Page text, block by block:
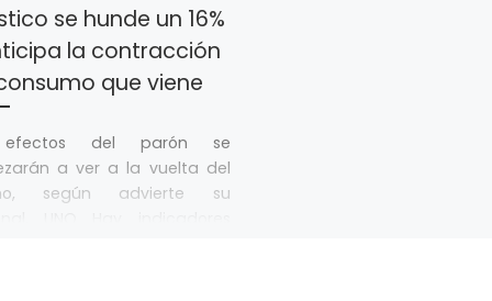
se hunde un 16%
la contracción
que viene
del parón se
a ver a la vuelta del
según advierte su